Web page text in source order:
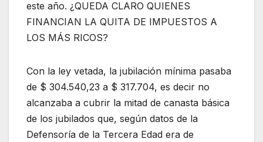
este año. ¿QUEDA CLARO QUIENES
FINANCIAN LA QUITA DE IMPUESTOS A
LOS MÁS RICOS?
Con la ley vetada, la jubilación mínima pasaba
de $ 304.540,23 a $ 317.704, es decir no
alcanzaba a cubrir la mitad de canasta básica
de los jubilados que, según datos de la
Defensoría de la Tercera Edad era de